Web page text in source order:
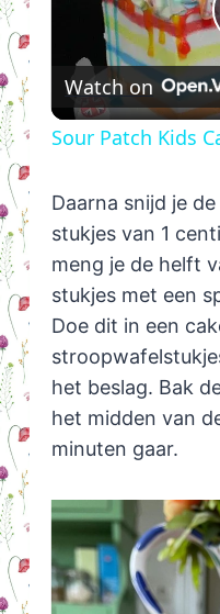
Watch on
Sour Patch Kids
Daarna snijd je
stukjes van 1
meng je de helft
stukjes met een
Doe dit in een
het beslag. Bak
het midden van
minuten gaar.